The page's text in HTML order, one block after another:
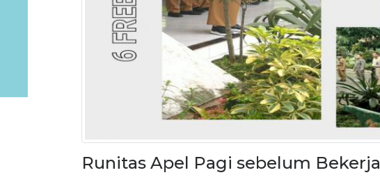
Runitas Apel Pagi sebelum Bekerja